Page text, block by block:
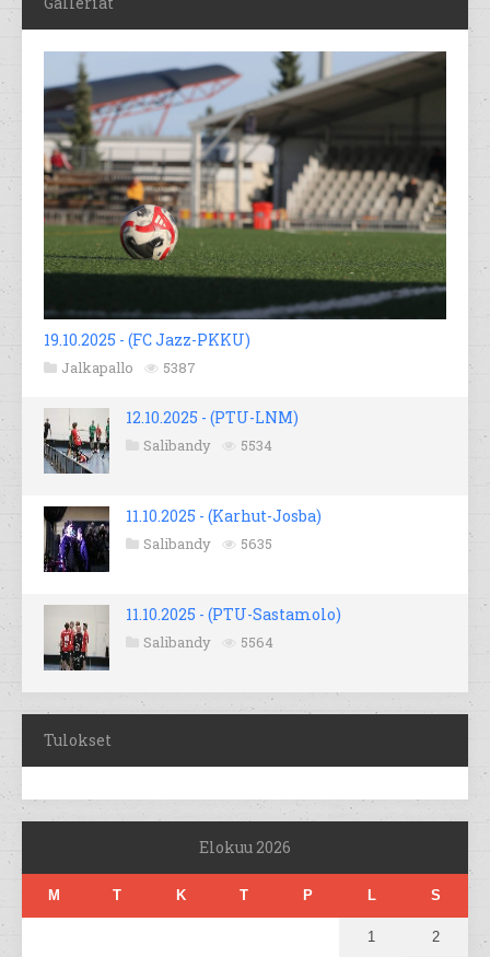
19.10.2025 - (FC Jazz-PKKU)
Jalkapallo 5387
12.10.2025 - (PTU-LNM)
Salibandy 5534
11.10.2025 - (Karhut-Josba)
Salibandy 5635
11.10.2025 - (PTU-Sastamolo)
Salibandy 5564
Tulokset
Elokuu 2026
M T K T P L S
1 2